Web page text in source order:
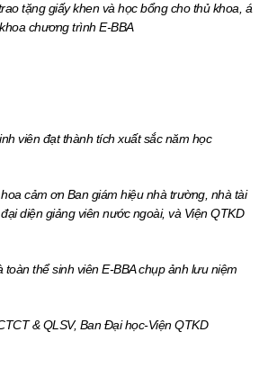
tặng giấy khen và học bổng cho thủ khoa, á
khoa chương trình E-BBA
viên đạt thành tích xuất sắc năm học
cảm ơn Ban giám hiệu nhà trường, nhà tài
diện giảng viên nước ngoài, và Viện QTKD
thể sinh viên E-BBA chụp ảnh lưu niệm
& QLSV, Ban Đại học-Viện QTKD